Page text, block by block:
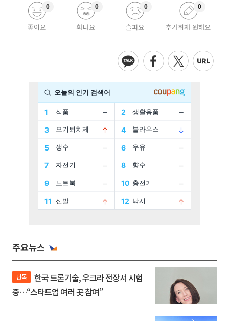
좋아요
0
화나요
0
슬퍼요
0
추가취재 원해요
0
주요뉴스
단독
중…“스타트업 여러 곳 참여”